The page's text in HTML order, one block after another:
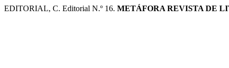
EDITORIAL, C. Editorial N.º 16. METÁFORA REVISTA DE